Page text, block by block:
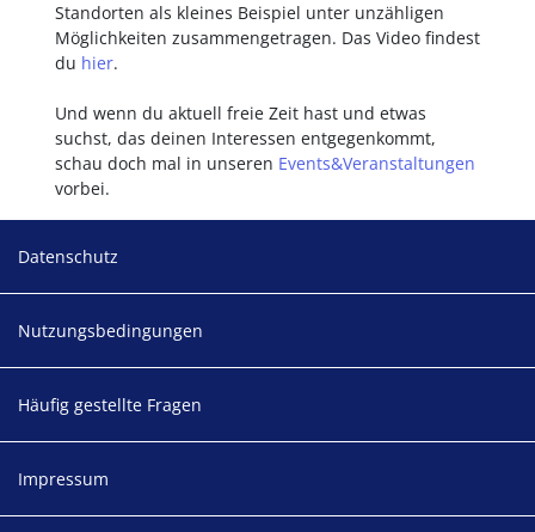
Standorten als kleines Beispiel unter unzähligen
Möglichkeiten zusammengetragen. Das Video findest
du hier.
Und wenn du aktuell freie Zeit hast und etwas
suchst, das deinen Interessen entgegenkommt,
schau doch mal in unseren Events&Veranstaltungen
vorbei.
Datenschutz
Nutzungsbedingungen
Häufig gestellte Fragen
Impressum